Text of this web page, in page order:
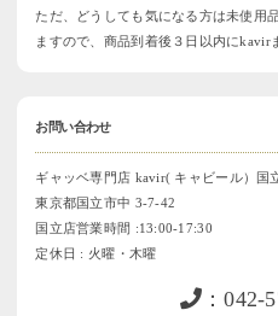
ただ、どうしても気になる方は未使用
ますので、商品到着後３日以内にkavir
お問い合わせ
ギャッベ専門店 kavir( キャビール）国
東京都国立市中 3-7-42
国立店営業時間 :13:00-17:30
定休日 : 火曜・木曜
：042-